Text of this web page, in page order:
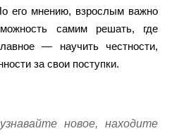
его мнению, взрослым важно
самим решать, где
— научить честности,
за свои поступки.
новое, находите